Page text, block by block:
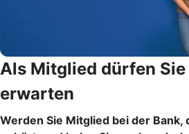
Als Mitglied dürfen
erwarten
Werden Sie Mitglied bei der